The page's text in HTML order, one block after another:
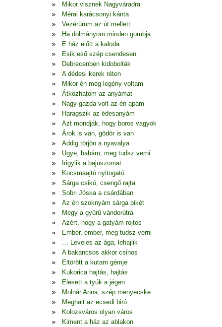
Mikor visznek Nagyváradra
Mérai karácsonyi kánta
Vezérürüm az út mellett
Ha dolmányom minden gombja
E ház előtt a kaloda
Esik eső szép csendesen
Debrecenben kidobolták
A dédesi kerek réten
Mikor én még legény voltam
Átkozhatom az anyámat
Nagy gazda volt az én apám
Haragszik az édesanyám
Azt mondják, hogy boros vagyok
Árok is van, gödör is van
Addig törjön a nyavalya
Ugye, babám, meg tudsz verni
Irigylik a bajuszomat
Kocsmaajtó nyitogató
Sárga csikó, csengő rajta
Sobri Jóska a csárdában
Az én szoknyám sárga pikét
Megy a gyűrű vándorútra
Azért, hogy a gatyám rojtos
Ember, ember, meg tudsz verni
… Leveles az ága, lehajlik
A bakancsos akkor csinos
Eltörött a kutam gémje
Kukorica hajtás, hajtás
Elesett a tyúk a jégen
Molnár Anna, szép menyecske
Meghalt az ecsedi biró
Kolozsváros olyan város
Kiment a ház az ablakon